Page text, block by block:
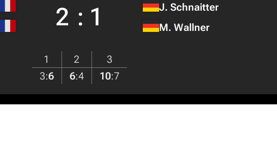
2 : 1
J. Schnaitter
M. Wallner
1 2
3
3:6 6:4 10:7